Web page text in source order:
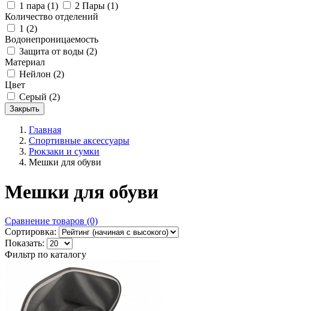
1 пара (1) 2 Пары (1)
Количество отделений
1 (2)
Водонепроницаемость
Защита от воды (2)
Материал
Нейлон (2)
Цвет
Серый (2)
Закрыть
Главная
Спортивные аксессуары
Рюкзаки и сумки
Мешки для обуви
Мешки для обуви
Сравнение товаров (0)
Сортировка:
Показать:
Фильтр по каталогу